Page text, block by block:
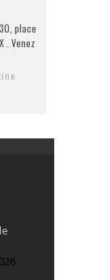
place
. Venez